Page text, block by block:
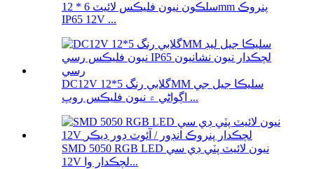
سلڪون نيون فليڪس لائيٽ 6 * 12mm پنروڪ
IP65 12V ...
DC12V گلابي رنگ 5*12MM سليڪا جيل جي
اڳواڻي ۾ نيون فليڪس روپ ...
SMD 5050 RGB LED نيون لائيٽ پٽي ڊي سي
12V لچڪدار وا...